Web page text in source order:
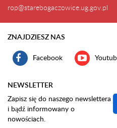
rop@starebogaczowice.ug.gov.pl
ZNAJDZIESZ NAS
Facebook
NEWSLETTER
Zapisz się do naszego newslettera
i bądź informowany o
nowościach.